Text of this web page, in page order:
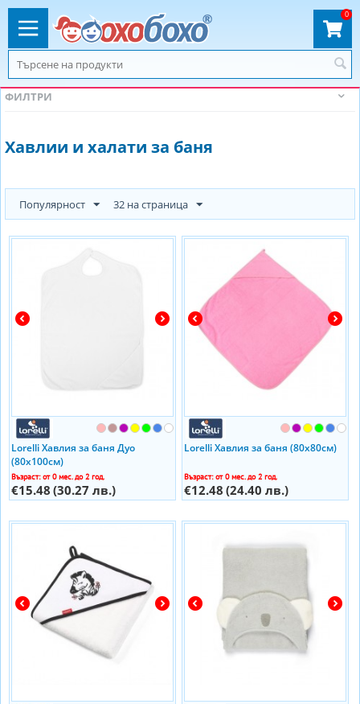
0
ФИЛТРИ
Хавлии и халати за баня
Популярност 32 на страница
Lorelli Хавлия за баня Дуо
(80х100см)
Възраст: от 0 мес. до 2 год.
€15.48 (30.27 лв.)
Lorelli Хавлия за баня (80х80см)
Възраст: от 0 мес. до 2 год.
€12.48 (24.40 лв.)